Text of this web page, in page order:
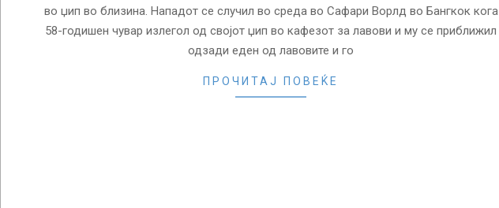
во џип во близина. Нападот се случил во среда во Сафари Ворлд во Бангкок кога
58-годишен чувар излегол од својот џип во кафезот за лавови и му се приближил
одзади еден од лавовите и го
ПРОЧИТАЈ ПОВЕЌЕ